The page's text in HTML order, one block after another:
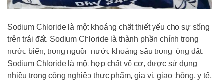
Sodium Chloride là một khoáng chất thiết yếu cho sự sống
trên trái đất. Sodium Chloride là thành phần chính trong
nước biển, trong nguồn nước khoáng sâu trong lòng đất.
Sodium Chloride là một hợp chất vô cơ, được sử dụng
nhiều trong công nghiệp thực phẩm, gia vị, giao thông, y tế,